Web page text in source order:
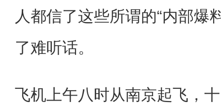
人都信了这些所谓的“内部爆
了难听话。
飞机上午八时从南京起飞，